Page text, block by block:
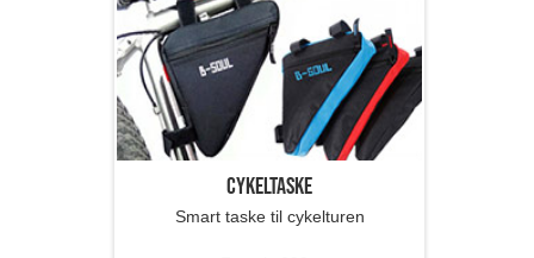
Cykeltaske
Smart taske til cykelturen